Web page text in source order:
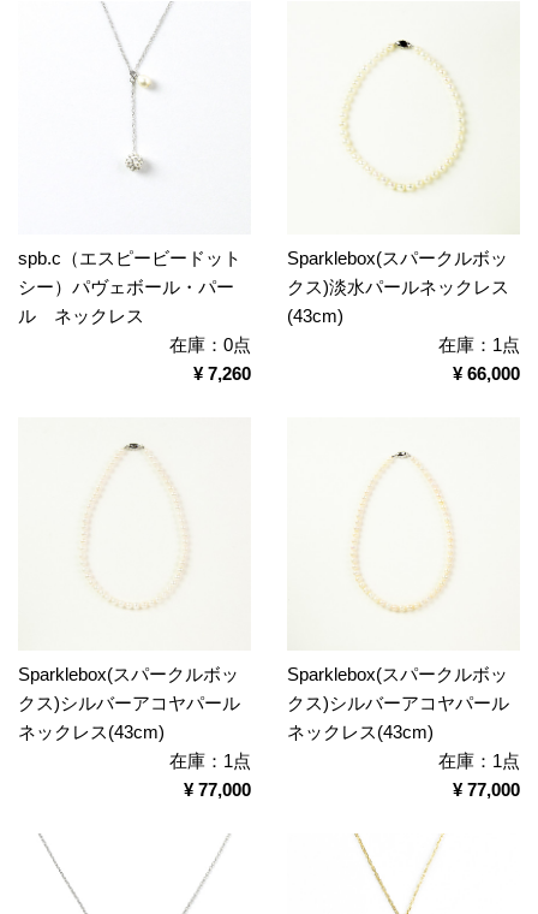
spb.c（エスピービードット
シー）パヴェボール・パー
ル ネックレス
在庫：0点
¥ 7,260
Sparklebox(スパークルボッ
クス)淡水パールネックレス
(43cm)
在庫：1点
¥ 66,000
Sparklebox(スパークルボッ
クス)シルバーアコヤパール
ネックレス(43cm)
在庫：1点
¥ 77,000
Sparklebox(スパークルボッ
クス)シルバーアコヤパール
ネックレス(43cm)
在庫：1点
¥ 77,000